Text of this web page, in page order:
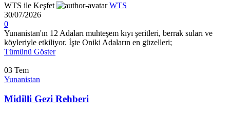
WTS ile Keşfet
WTS
30/07/2026
0
Yunanistan'ın 12 Adaları muhteşem kıyı şeritleri, berrak suları ve
köyleriyle etkiliyor. İşte Oniki Adaların en güzelleri;
Tümünü Göster
03 Tem
Yunanistan
Midilli Gezi Rehberi